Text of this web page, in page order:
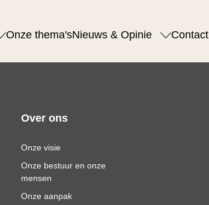
Onze thema'sNieuws & Opinie Contact
Over ons
Onze visie
Onze bestuur en onze
mensen
Onze aanpak